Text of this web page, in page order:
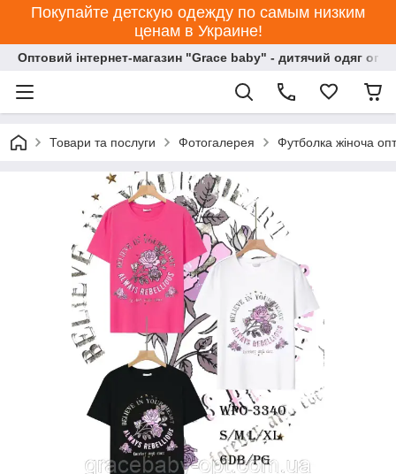
Покупайте детскую одежду по самым низким
ценам в Украине!
Оптовий інтернет-магазин "Grace baby" - дитячий одяг
Товари та послуги Фотогалерея Футболка жіноча